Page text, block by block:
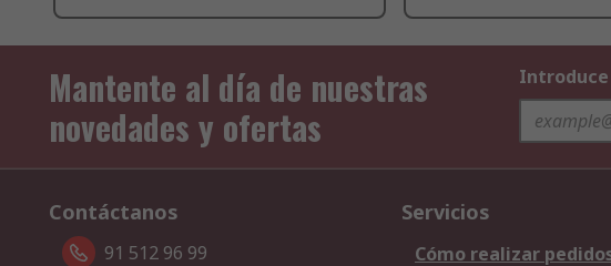
Mantente al día de nuestras
novedades y ofertas
Contáctanos
91 512 96 99
Servicios
Cómo realizar